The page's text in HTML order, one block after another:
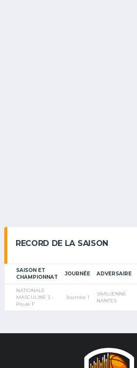
RECORD DE LA SAISON
SAISON ET
CHAMPIONNAT
JOURNÉE ADVERSAIRE
NATIONALE
MASCULINE 3 -
Poule F
Journée 1
SIMILIENNE
NANTES